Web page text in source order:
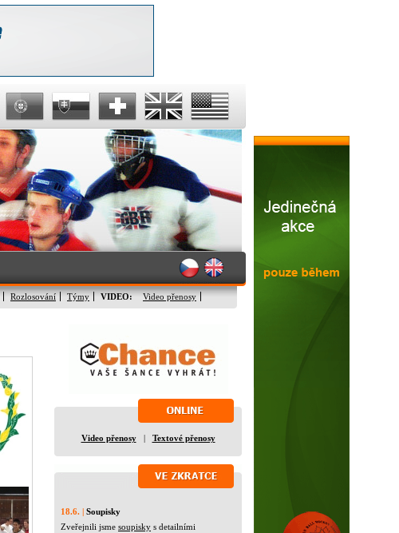
Rozlosování Týmy VIDEO: Video přenosy
Video přenosy| Textové přenosy
18.6. | Soupisky
Zveřejnili jsme soupisky s detailními